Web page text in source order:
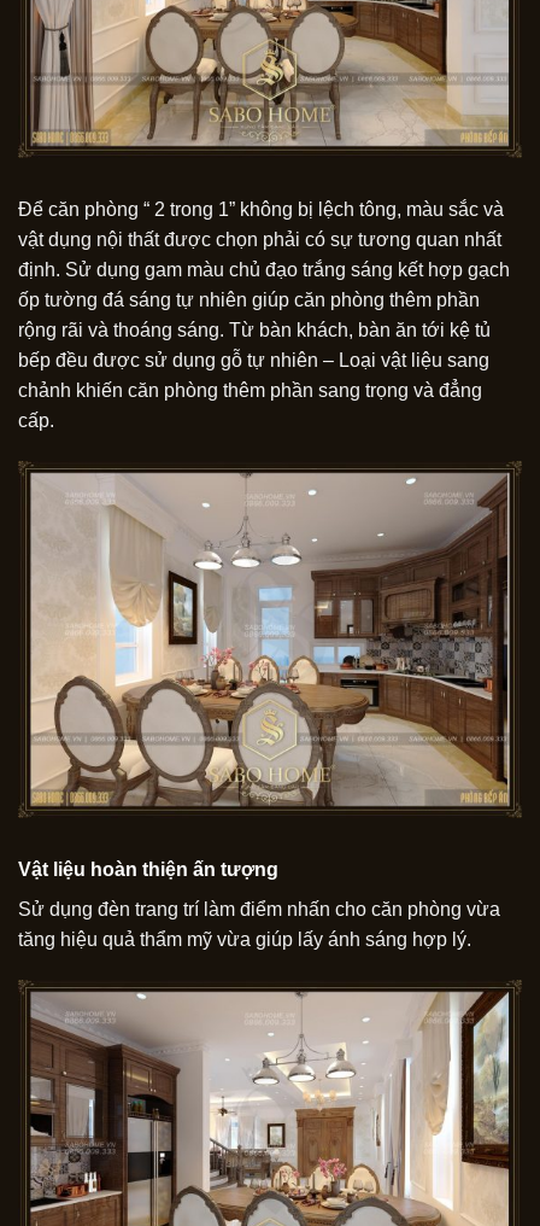
Để căn phòng “ 2 trong 1” không bị lệch tông, màu sắc và
vật dụng nội thất được chọn phải có sự tương quan nhất
định. Sử dụng gam màu chủ đạo trắng sáng kết hợp gạch
ốp tường đá sáng tự nhiên giúp căn phòng thêm phần
rộng rãi và thoáng sáng. Từ bàn khách, bàn ăn tới kệ tủ
bếp đều được sử dụng gỗ tự nhiên – Loại vật liệu sang
chảnh khiến căn phòng thêm phần sang trọng và đẳng
cấp.
Vật liệu hoàn thiện ấn tượng
Sử dụng đèn trang trí làm điểm nhấn cho căn phòng vừa
tăng hiệu quả thẩm mỹ vừa giúp lấy ánh sáng hợp lý.